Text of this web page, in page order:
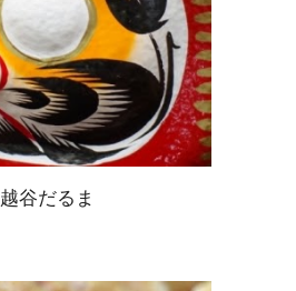
越谷だるま